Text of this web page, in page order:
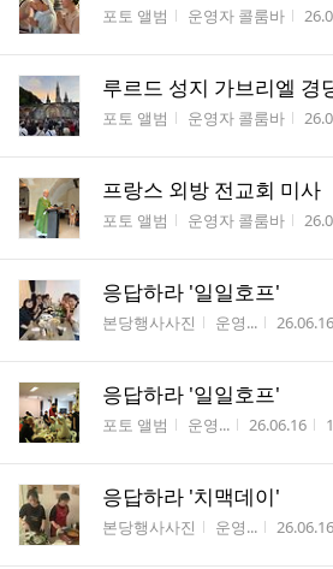
게시판명
포토 앨범 작성자
운영자 콜룸바 작
루르드 성지 가브리엘 경
게시판명
포토 앨범 작성자
운영자 콜룸바 작
프랑스 외방 전교회 미사
게시판명
포토 앨범 작성자
운영자 콜룸바 작
응답하라 '일일호프'
게시판명
본당행사사진 작성자
운영... 작성시간
26.06.16
응답하라 '일일호프'
게시판명
포토 앨범 작성자
운영... 작성시간
26.06.16
응답하라 '치맥데이'
게시판명
본당행사사진 작성자
운영... 작성시간
26.06.16